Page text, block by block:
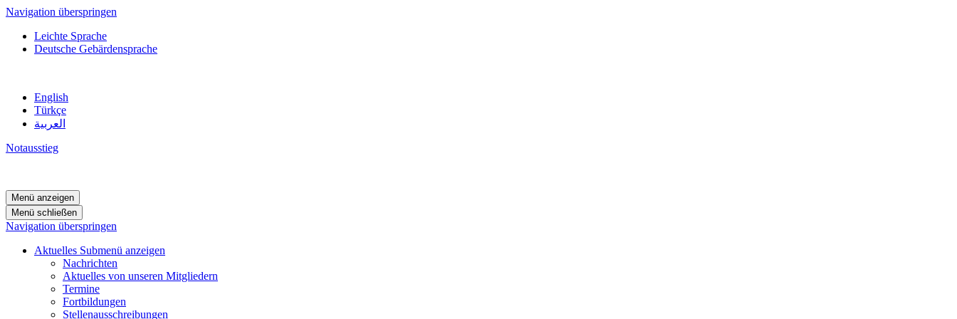
Navigation überspringen
Leichte Sprache
Deutsche Gebärdensprache
English
Türkçe
العربية
Notausstieg
Menü anzeigen
Menü schließen
Navigation überspringen
Aktuelles Submenü anzeigen
Nachrichten
Aktuelles von unseren Mitgliedern
Termine
Fortbildungen
Stellenausschreibungen